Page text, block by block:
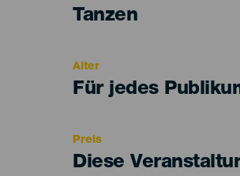
Categoría
Tanzen
Alter
Edad
Für jedes
Preis
Diese